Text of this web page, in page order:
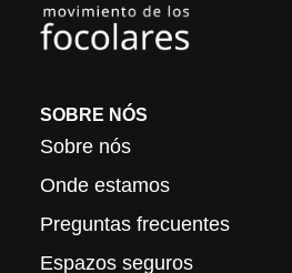
SOBRE NÓS
Sobre nós
Onde estamos
Preguntas frecuentes
Espazos seguros